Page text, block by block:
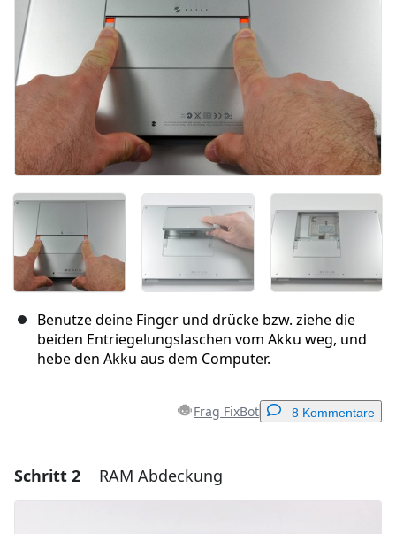
Benutze deine Finger und drücke bzw. ziehe die
beiden Entriegelungslaschen vom Akku weg, und
hebe den Akku aus dem Computer.
Frag FixBot 8 Kommentare
Einen Kommentar hinzufügen
Schritt 2 RAM Abdeckung